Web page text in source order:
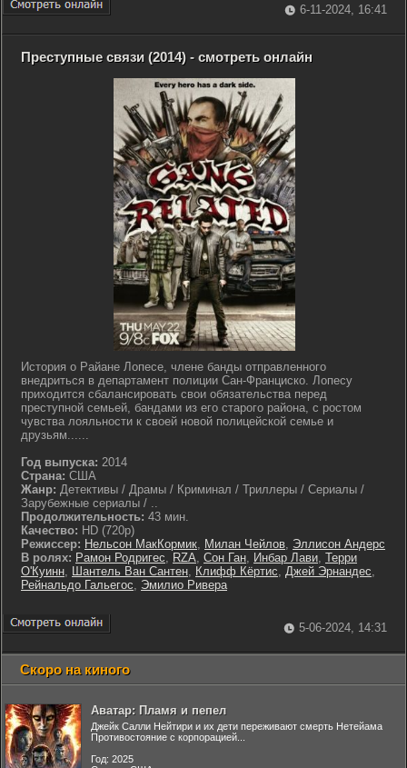
6-11-2024, 16:41
Преступные связи (2014) - смотреть онлайн
История о Райане Лопесе, члене банды отправленного
внедриться в департамент полиции Сан-Франциско. Лопесу
приходится сбалансировать свои обязательства перед
преступной семьей, бандами из его старого района, с ростом
чувства лояльности к своей новой полицейской семье и
друзьям......
Год выпуска: 2014
Страна: США
Жанр: Детективы / Драмы / Криминал / Триллеры / Сериалы /
Зарубежные сериалы / ..
Продолжительность: 43 мин.
Качество: HD (720p)
Режиссер: Нельсон МакКормик, Милан Чейлов, Эллисон Андерс
В ролях: Рамон Родригес, RZA, Сон Ган, Инбар Лави, Терри
О'Куинн, Шантель Ван Сантен, Клифф Кёртис, Джей Эрнандес,
Рейнальдо Гальегос, Эмилио Ривера
5-06-2024, 14:31
Скоро на киного
Аватар: Пламя и пепел
Джейк Салли Нейтири и их дети переживают смерть Нетейама
Противостояние с корпорацией...
Год: 2025